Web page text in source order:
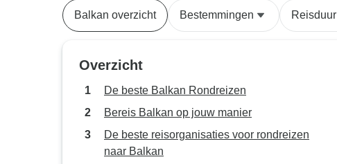
Balkan overzicht Bestemmingen Reisduur
Overzicht
De beste Balkan Rondreizen
Bereis Balkan op jouw manier
De beste reisorganisaties voor rondreizen
naar Balkan